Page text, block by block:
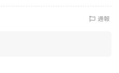
通報